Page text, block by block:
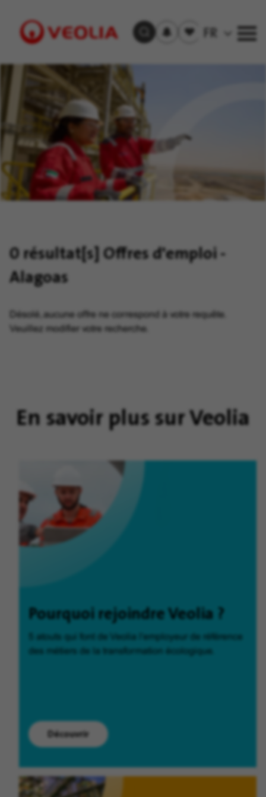
Visit
Trouver un emploi
aux
Offre(s)
sauvegardée(s)
FR
0 résultat[s]Offres d'emploi -
Alagoas
Désolé, aucune offre ne correspond à votre requête.
Veuillez modifier votre recherche.
En savoir plus sur Veolia
Pourquoi rejoindre Veolia ?
Découvrir